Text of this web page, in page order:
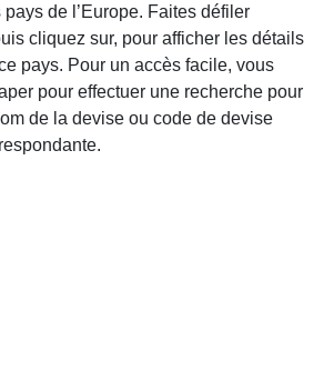
de l’Europe. Faites défiler
cliquez sur, pour afficher les détails
pays. Pour un accès facile, vous
pour effectuer une recherche pour
de la devise ou code de devise